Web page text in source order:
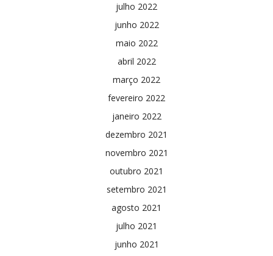
julho 2022
junho 2022
maio 2022
abril 2022
março 2022
fevereiro 2022
janeiro 2022
dezembro 2021
novembro 2021
outubro 2021
setembro 2021
agosto 2021
julho 2021
junho 2021